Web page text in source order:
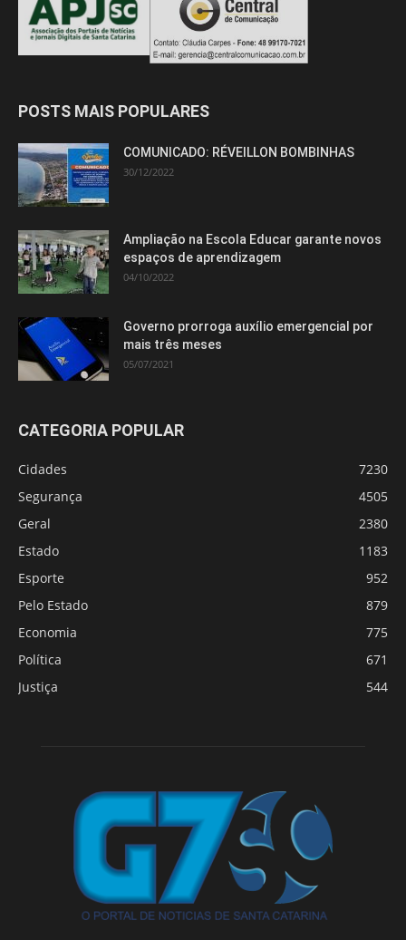
POSTS MAIS POPULARES
COMUNICADO: RÉVEILLON BOMBINHAS
30/12/2022
Ampliação na Escola Educar garante novos
espaços de aprendizagem
04/10/2022
Governo prorroga auxílio emergencial por
mais três meses
05/07/2021
CATEGORIA POPULAR
Cidades
7230
Segurança
4505
Geral
2380
Estado
1183
Esporte
952
Pelo Estado
879
Economia
775
Política
671
Justiça
544